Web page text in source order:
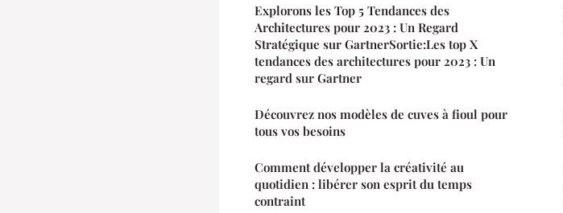
Explorons les Top 5 Tendances des
Architectures pour 2023 : Un Regard
Stratégique sur GartnerSortie:Les top X
tendances des architectures pour 2023 : Un
regard sur Gartner
Découvrez nos modèles de cuves à fioul pour
tous vos besoins
Comment développer la créativité au
quotidien : libérer son esprit du temps
contraint